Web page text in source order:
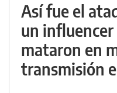
Así fue el
un influencer
mataron en
transmisión